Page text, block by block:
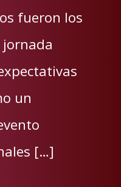
fueron los
un
[…]